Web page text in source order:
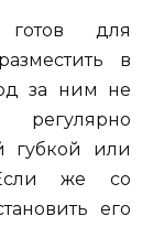
готов для
в
за ним не
регулярно
губкой или
же со
его